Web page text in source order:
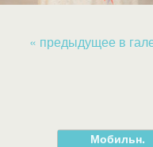
« предыдущее в
Мобильн.